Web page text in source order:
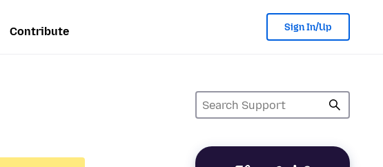
Contribute Sign In/Up